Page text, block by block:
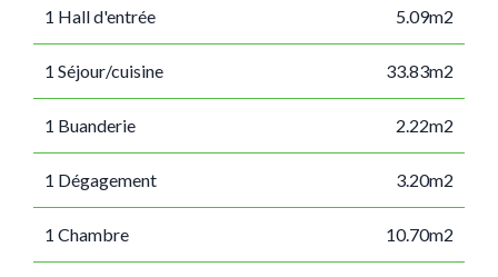
1 Hall d'entrée 5.09m2
1 Séjour/cuisine 33.83m2
1 Buanderie 2.22m2
1 Dégagement 3.20m2
1 Chambre 10.70m2